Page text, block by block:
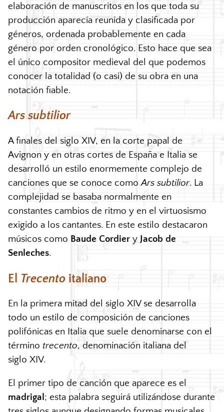
elaboración de manuscritos en los que toda su
producción aparecía reunida y clasificada por
géneros, ordenada probablemente en cada
género por orden cronológico. Esto hace que sea
el único compositor medieval del que podemos
conocer la totalidad (o casi) de su obra en una
notación fiable.
Ars subtilior
A finales del siglo XIV, en la corte papal de
Avignon y en otras cortes de España e Italia se
desarrolló un estilo enormemente complejo de
canciones que se conoce comoArs subtilior. La
complejidad se basaba normalmente en
constantes cambios de ritmo y en el virtuosismo
exigido a los cantantes. En este estilo destacaron
músicos como Baude Cordier y Jacob de
Senleches.
El Trecento italiano
En la primera mitad del siglo XIVse desarrolla
todo un estilo de composición de canciones
polifónicas en Italia que suele denominarse con el
término trecento, denominación italiana del
siglo XIV.
El primer tipo de canción que aparece es el
madrigal ; esta palabra seguirá utilizándose durante